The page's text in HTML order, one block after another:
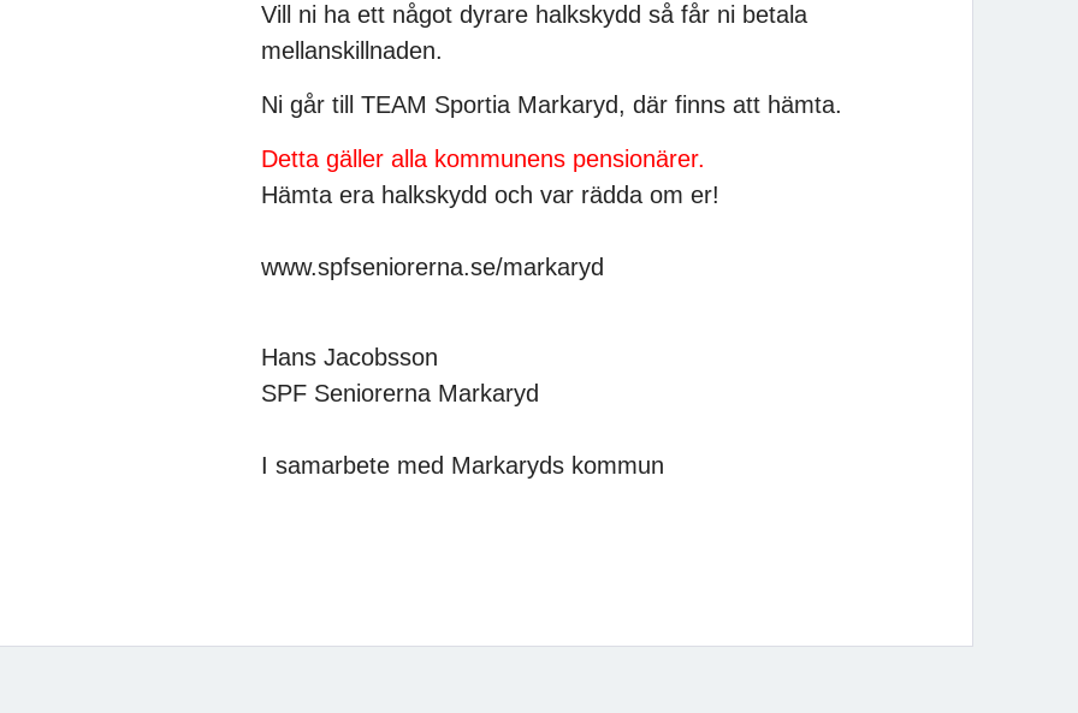
Vill ni ha ett något dyrare halkskydd så får ni betala
mellanskillnaden.
Ni går till TEAM Sportia Markaryd, där finns att hämta.
Detta gäller alla kommunens pensionärer.
Hämta era halkskydd och var rädda om er!
www.spfseniorerna.se/markaryd
Hans Jacobsson
SPF Seniorerna Markaryd
I samarbete med Markaryds kommun